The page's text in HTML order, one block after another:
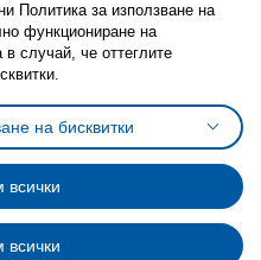
бисквитки (Cookies)
на бисквитки
политика за личните данни
данни на ikea.bg
IKEA Family
на програма IKEA Family
Политика за използване на
функциониране на
в случай, че оттеглите
на бисквитки
всички